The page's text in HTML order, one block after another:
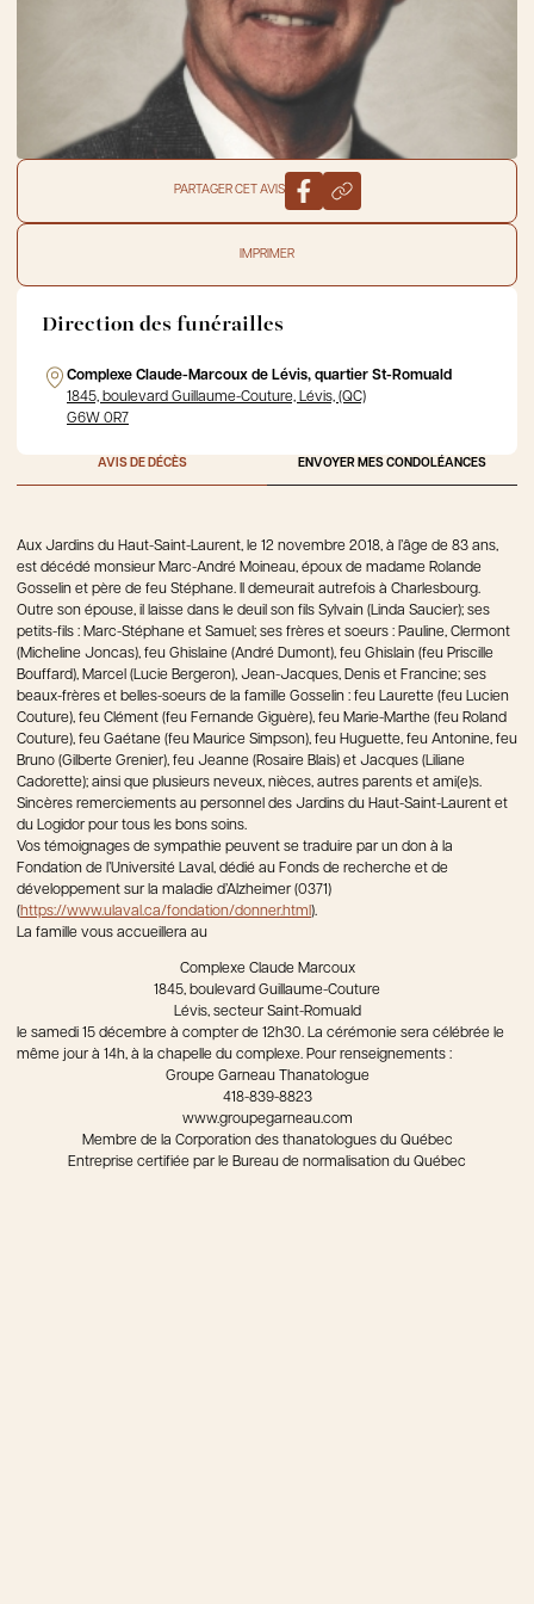
PARTAGER CET AVIS
IMPRIMER
Direction des funérailles
Complexe Claude-Marcoux de Lévis, quartier St-Romuald
1845, boulevard Guillaume-Couture, Lévis, (QC)
G6W 0R7
AVIS DE DÉCÈS ENVOYER MES CONDOLÉANCES
Aux Jardins du Haut-Saint-Laurent, le 12 novembre 2018, à l’âge de 83 ans,
est décédé monsieur Marc-André Moineau, époux de madame Rolande
Gosselin et père de feu Stéphane. Il demeurait autrefois à Charlesbourg.
Outre son épouse, il laisse dans le deuil son fils Sylvain (Linda Saucier); ses
petits-fils : Marc-Stéphane et Samuel; ses frères et soeurs : Pauline, Clermont
(Micheline Joncas), feu Ghislaine (André Dumont), feu Ghislain (feu Priscille
Bouffard), Marcel (Lucie Bergeron), Jean-Jacques, Denis et Francine; ses
beaux-frères et belles-soeurs de la famille Gosselin : feu Laurette (feu Lucien
Couture), feu Clément (feu Fernande Giguère), feu Marie-Marthe (feu Roland
Couture), feu Gaétane (feu Maurice Simpson), feu Huguette, feu Antonine, feu
Bruno (Gilberte Grenier), feu Jeanne (Rosaire Blais) et Jacques (Liliane
Cadorette); ainsi que plusieurs neveux, nièces, autres parents et ami(e)s.
Sincères remerciements au personnel des Jardins du Haut-Saint-Laurent et
du Logidor pour tous les bons soins.
Vos témoignages de sympathie peuvent se traduire par un don à la
Fondation de l’Université Laval, dédié au Fonds de recherche et de
développement sur la maladie d’Alzheimer (0371)
(https://www.ulaval.ca/fondation/donner.html ).
La famille vous accueillera au
Complexe Claude Marcoux
1845, boulevard Guillaume-Couture
Lévis, secteur Saint-Romuald
le samedi 15 décembre à compter de 12h30. La cérémonie sera célébrée le
même jour à 14h, à la chapelle du complexe. Pour renseignements :
Groupe Garneau Thanatologue
418-839-8823
www.groupegarneau.com
Membre de la Corporation des thanatologues du Québec
Entreprise certifiée par le Bureau de normalisation du Québec